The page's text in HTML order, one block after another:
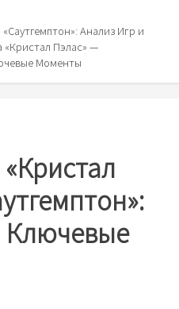
Анализ Игр и
«Кристал Пэлас» —
Моменты
Ключевые